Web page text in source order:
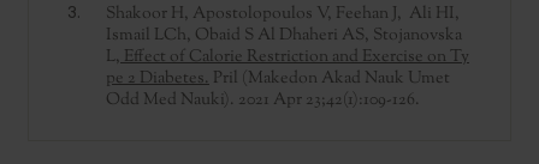
Shakoor H, Apostolopoulos V, Feehan J, Ali HI,
Ismail LCh, Obaid S Al Dhaheri AS, Stojanovska
L,Effect of Calorie Restriction and Exercise on Ty
pe 2 Diabetes. Pril (Makedon Akad Nauk Umet
Odd Med Nauki). 2021 Apr 23;42(1):109-126.